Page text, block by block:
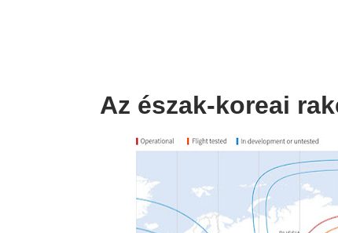
Az észak-koreai